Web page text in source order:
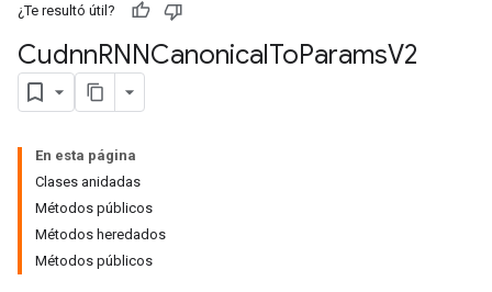
¿Te resultó útil?
CudnnRNNCanonicalToParamsV2
En esta página
Clases anidadas
Métodos públicos
Métodos heredados
Métodos públicos